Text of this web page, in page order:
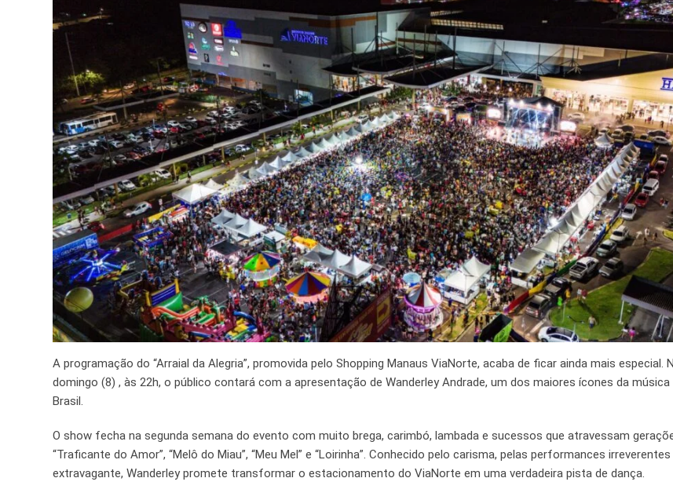
A programação do “Arraial da Alegria”, promovida pelo Shopping Manaus ViaNorte, acaba de ficar ainda mais especial.
domingo (8) , às 22h, o público contará com a apresentação de Wanderley Andrade, um dos maiores ícones da
Brasil.
O show fecha na segunda semana do evento com muito brega, carimbó, lambada e sucessos que atravessam
“Traficante do Amor”, “Melô do Miau”, “Meu Mel” e “Loirinha”. Conhecido pelo carisma, pelas performances
extravagante, Wanderley promete transformar o estacionamento do ViaNorte em uma verdadeira pista de dança.